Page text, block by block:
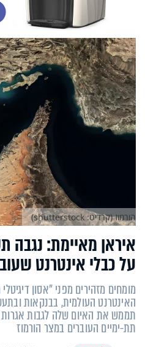
איראן מאיימת: נגבה
על כבלי אינטרנט
מומחים מזהירים מפני "אסון
האינטרנט העולמית, בבנקאות
תממש את האיום שלה לגבות אגרות
תת-ימיים העוברים במצר הורמוז
הורמוז (קרדיט: shutterstock)